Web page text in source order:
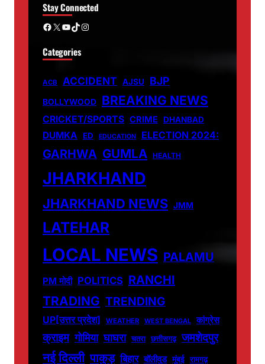
Stay Connected
Facebook X YouTube TikTok Instagram
Categories
ACB ACCIDENT AJSU BJP
BOLLYWOOD BREAKING NEWS
CRICKET/SPORTS CRIME DHANBAD
DUMKA ED EDUCATION ELECTION 2024:
GARHWA GUMLA HEALTH
JHARKHAND
JHARKHAND NEWS JMM
LATEHAR
LOCAL NEWS PALAMU
PM मोदी POLITICS RANCHI
TRADING TRENDING
UP[उत्तर प्रदेश] WEATHER WEST BENGAL कांग्रेस
क्राइम गोमिया घाघरा चतरा छत्तीसगढ़ जमशेदपुर
नई दिल्ली पाकुड़ बिहार बॉलीवुड मुंबई रामगढ़